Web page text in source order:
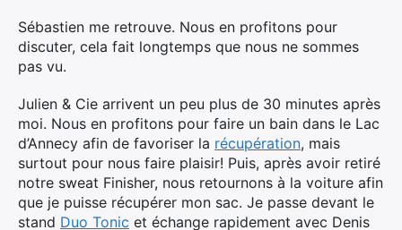
Sébastien me retrouve. Nous en profitons pour
discuter, cela fait longtemps que nous ne sommes
pas vu.
Julien & Cie arrivent un peu plus de 30 minutes après
moi. Nous en profitons pour faire un bain dans le Lac
d’Annecy afin de favoriser la récupération, mais
surtout pour nous faire plaisir! Puis, après avoir retiré
notre sweat Finisher, nous retournons à la voiture afin
que je puisse récupérer mon sac. Je passe devant le
stand Duo Tonic et échange rapidement avec Denis